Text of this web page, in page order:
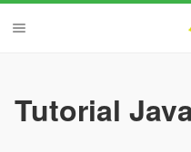
Tutorial